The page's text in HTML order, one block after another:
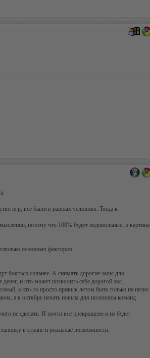
игр, все были в равных условиях. Тогда к
потому что 100% будут недовольные, и картина
основных факторов:
бояться сильнее. А снимать дорогие залы для
и кто может позволить себе дорогой зал.
а кто-то просто привык летом быть только на песке.
а в октябре начать новым для половины команд
не сделать. И почти все прекращено и не будет
в стране и реальные возможности.